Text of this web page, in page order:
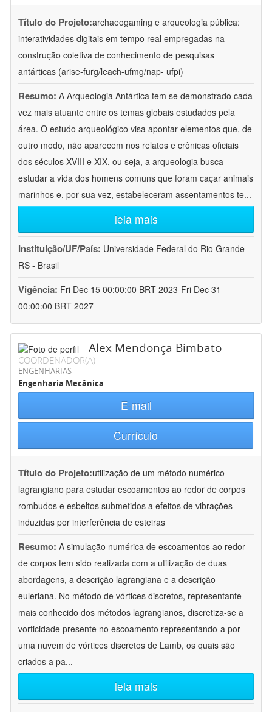
Título do Projeto:archaeogaming e arqueologia pública:
interatividades digitais em tempo real empregadas na
construção coletiva de conhecimento de pesquisas
antárticas (arise-furg/leach-ufmg/nap- ufpi)
Resumo: A Arqueologia Antártica tem se demonstrado cada
vez mais atuante entre os temas globais estudados pela
área. O estudo arqueológico visa apontar elementos que, de
outro modo, não aparecem nos relatos e crônicas oficiais
dos séculos XVIII e XIX, ou seja, a arqueologia busca
estudar a vida dos homens comuns que foram caçar animais
marinhos e, por sua vez, estabeleceram assentamentos te...
leia mais
Instituição/UF/País: Universidade Federal do Rio Grande -
RS - Brasil
Vigência: Fri Dec 15 00:00:00 BRT 2023-Fri Dec 31
00:00:00 BRT 2027
Alex Mendonça Bimbato
COORDENADOR(A)
ENGENHARIAS
Engenharia Mecânica
E-mail
Currículo
Título do Projeto:utilização de um método numérico
lagrangiano para estudar escoamentos ao redor de corpos
rombudos e esbeltos submetidos a efeitos de vibrações
induzidas por interferência de esteiras
Resumo: A simulação numérica de escoamentos ao redor
de corpos tem sido realizada com a utilização de duas
abordagens, a descrição lagrangiana e a descrição
euleriana. No método de vórtices discretos, representante
mais conhecido dos métodos lagrangianos, discretiza-se a
vorticidade presente no escoamento representando-a por
uma nuvem de vórtices discretos de Lamb, os quais são
criados a pa...
leia mais